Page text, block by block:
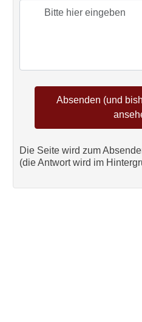
Die Seite wird zum
(die Antwort wird im